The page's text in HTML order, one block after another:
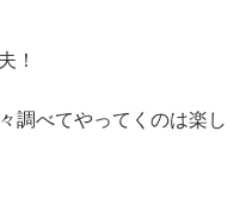
！
調べてやってくのは楽し